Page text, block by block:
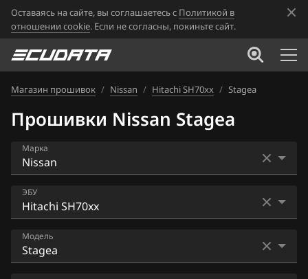
Оставаясь на сайте, вы соглашаетесь с Политикой в
отношении cookie. Если не согласны, покиньте сайт.
Магазин прошивок / Nissan / Hitachi SH70xx / Stagea
Прошивки Nissan Stagea
Марка
Acura
Alfa Romeo
ATLAS
ЭБУ
Bosch EDC16CP33
Bosch EDC17C84
Модель